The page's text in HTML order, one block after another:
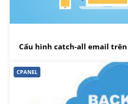
Cấu hình catch-all email trên
CPANEL